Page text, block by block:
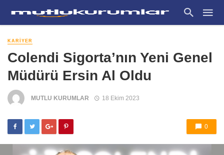
KARIYER
Colendi Sigorta’nın Yeni Genel
Müdürü Ersin Al Oldu
MUTLU KURUMLAR 18 Ekim 2023
0